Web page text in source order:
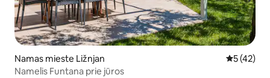
Namas mieste Ližnjan Vidutinis
5 (42)
Namelis Funtana prie jūros